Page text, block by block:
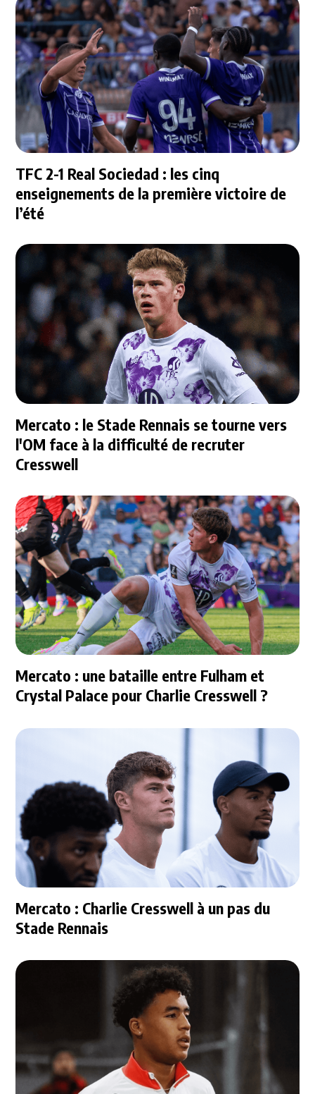
TFC 2-1 Real Sociedad : les cinq
enseignements de la première victoire de
l’été
Mercato : le Stade Rennais se tourne vers
l'OM face à la difficulté de recruter
Cresswell
Mercato : une bataille entre Fulham et
Crystal Palace pour Charlie Cresswell ?
Mercato : Charlie Cresswell à un pas du
Stade Rennais